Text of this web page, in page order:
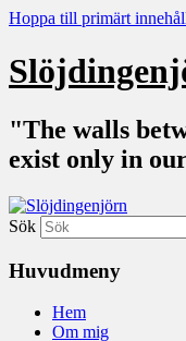
Hoppa till primärt
"The walls
exist only in
Sök
Huvudmeny
Hem
Om mig